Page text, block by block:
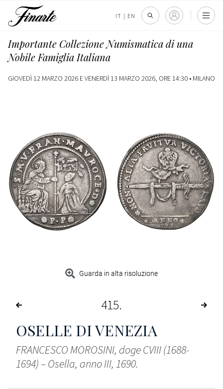
IT | EN
Importante Collezione Numismatica di una
Nobile Famiglia Italiana
GIOVEDÌ 12 MARZO 2026 E VENERDÌ 13 MARZO 2026, ORE 14:30 • MILANO
Guarda in alta risoluzione
415
OSELLE DI VENEZIA
FRANCESCO MOROSINI, doge CVIII (1688-
1694) – Osella, anno III, 1690.